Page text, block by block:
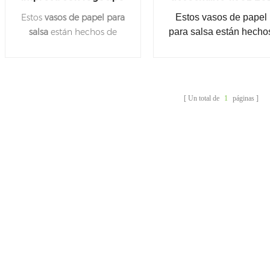
desechable, taza de
salsa de papel de 4oz y
Estos vasos de papel para
salsaestán hechos de
3oz 4oz
Estos vasos de papel
para salsa están
biodegradables.
Un total de 1 páginas